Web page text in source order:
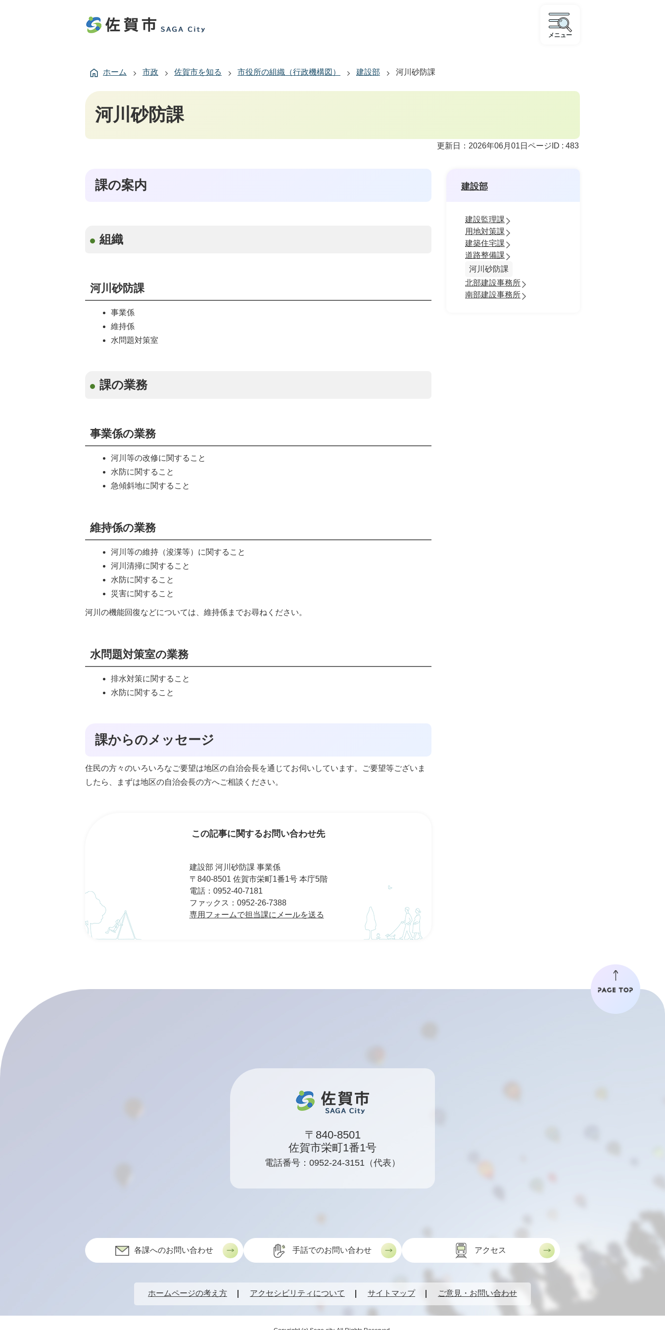
メニュー
ホーム 市政 佐賀市を知る 市役所の組織（行政機構図） 建設部 河川砂防課
河川砂防課
更新日：2026年06月01日 ページID : 483
課の案内
組織
河川砂防課
事業係
維持係
水問題対策室
課の業務
事業係の業務
河川等の改修に関すること
水防に関すること
急傾斜地に関すること
維持係の業務
河川等の維持（浚渫等）に関すること
河川清掃に関すること
水防に関すること
災害に関すること
河川の機能回復などについては、維持係までお尋ねください。
水問題対策室の業務
排水対策に関すること
水防に関すること
課からのメッセージ
住民の方々のいろいろなご要望は地区の自治会長を通じてお伺いしています。ご要望等ございま
したら、まずは地区の自治会長の方へご相談ください。
この記事に関するお問い合わせ先
建設部 河川砂防課 事業係
〒840-8501 佐賀市栄町1番1号 本庁5階
電話：0952-40-7181
ファックス：0952-26-7388
専用フォームで担当課にメールを送る
建設部
建設監理課
用地対策課
建築住宅課
道路整備課
河川砂防課
北部建設事務所
南部建設事務所
〒840-8501
佐賀市栄町1番1号
電話番号：0952-24-3151（代表）
各課へのお問い合わせ 手話でのお問い合わせ アクセス
ホームページの考え方 アクセシビリティについて サイトマップ ご意見・お問い合わせ